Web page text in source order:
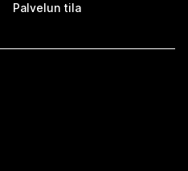
Palvelun tila